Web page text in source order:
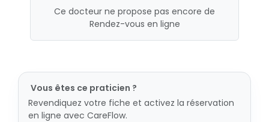
Ce docteur ne propose pas encore de
Rendez-vous en ligne
Vous êtes ce praticien ?
Revendiquez votre fiche et activez la réservation
en ligne avec CareFlow.